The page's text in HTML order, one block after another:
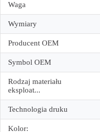
Waga
Wymiary
Producent OEM
Symbol OEM
Rodzaj materiału
eksploat...
Technologia druku
Kolor: